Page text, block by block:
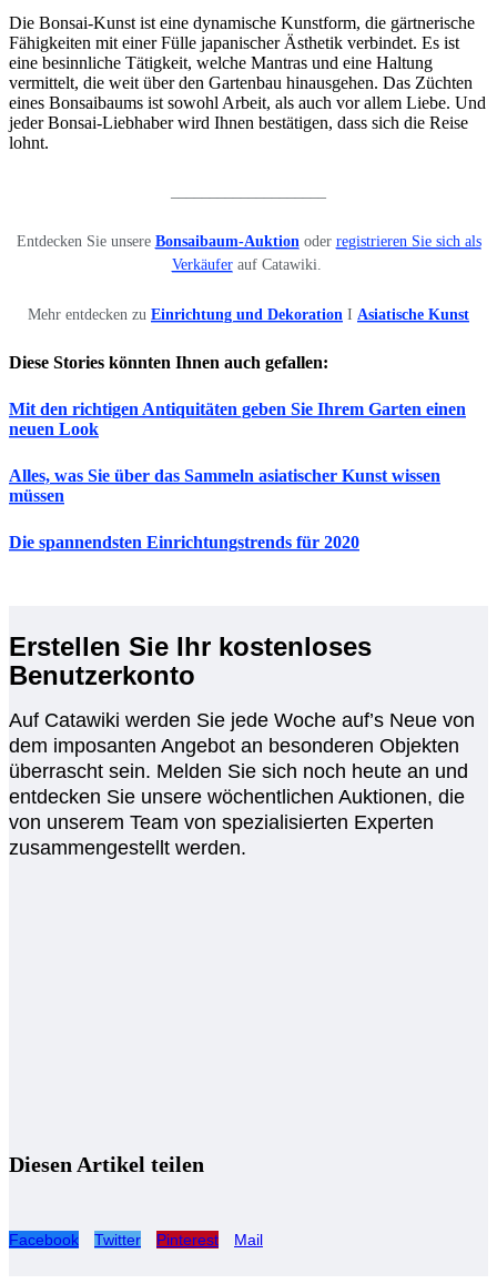
Die Bonsai-Kunst ist eine dynamische Kunstform, die gärtnerische
Fähigkeiten mit einer Fülle japanischer Ästhetik verbindet. Es ist
eine besinnliche Tätigkeit, welche Mantras und eine Haltung
vermittelt, die weit über den Gartenbau hinausgehen. Das Züchten
eines Bonsaibaums ist sowohl Arbeit, als auch vor allem Liebe. Und
jeder Bonsai-Liebhaber wird Ihnen bestätigen, dass sich die Reise
lohnt.
Entdecken Sie unsere Bonsaibaum-Auktion oder registrieren Sie sich als
Verkäuferauf Catawiki.
Mehr entdecken zu Einrichtung und Dekoration I Asiatische Kunst
Diese Stories könnten Ihnen auch gefallen:
Mit den richtigen Antiquitäten geben Sie Ihrem Garten einen
neuen Look
Alles, was Sie über das Sammeln asiatischer Kunst wissen
müssen
Die spannendsten Einrichtungstrends für 2020
Erstellen Sie Ihr kostenloses
Benutzerkonto
Auf Catawiki werden Sie jede Woche auf’s Neue von
dem imposanten Angebot an besonderen Objekten
überrascht sein. Melden Sie sich noch heute an und
entdecken Sie unsere wöchentlichen Auktionen, die
von unserem Team von spezialisierten Experten
zusammengestellt werden.
Diesen Artikel teilen
Facebook Twitter Pinterest Mail